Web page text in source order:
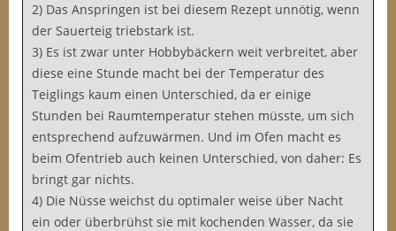
2) Das Anspringen ist bei diesem Rezept unnötig, wenn
der Sauerteig triebstark ist.
3) Es ist zwar unter Hobbybäckern weit verbreitet, aber
diese eine Stunde macht bei der Temperatur des
Teiglings kaum einen Unterschied, da er einige
Stunden bei Raumtemperatur stehen müsste, um sich
entsprechend aufzuwärmen. Und im Ofen macht es
beim Ofentrieb auch keinen Unterschied, von daher: Es
bringt gar nichts.
4) Die Nüsse weichst du optimaler weise über Nacht
ein oder überbrühst sie mit kochenden Wasser, da sie